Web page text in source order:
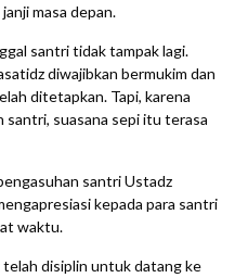
masa depan.
santri tidak tampak lagi.
diwajibkan bermukim dan
ditetapkan. Tapi, karena
suasana sepi itu terasa
santri Ustadz
kepada para santri
waktu.
telah disiplin untuk datang ke